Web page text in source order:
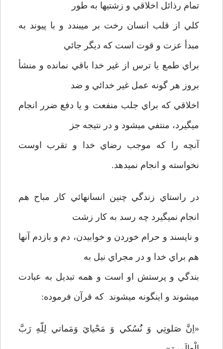
تمام رذائل اخلاقي و زشتيها به طور
كلي از قلب انسان رخت بر مي­بندد و با پيوند به
مبدأ عزت و قوت است كه ديگر جائي
براي طمع يا ترس از غير خدا باقي نمانده و منشأ
بروز هر گونه عمل غير خدائي و ضد
اخلاقي كه براي جلب منفعت و يا دفع ضرر انجام
مي­گيرد، منتفي مي­شود و در نتيجه جز
آنچه را كه موجب رضاي خدا و تقرب اوست
نخواسته و انجام نمي­دهد.
در راستاي زندگي چنين انسانهائي كار مباح هم
انجام نمي­گيرد چه رسد به كار زشت
و ناپسند و حرام خوردن و خوابيدن، دم و بازدم آنها
هم براي خدا و در مجراي نيل به
بندگي و پرستش او است و همه تبديل به عبادت
مي­شوند و اينگونه مي­شوند كه قرآن فرموده:
«اِنَّ صَلوتِي وَ نُُسُكي وَ مَحْيايَ وَ‌مَماتي لِلّهِ رَبَّ